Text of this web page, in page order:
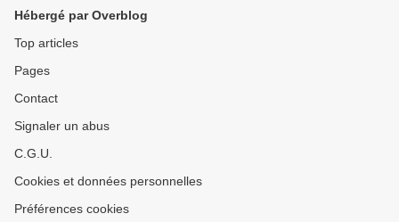
Hébergé par Overblog
Top articles
Pages
Contact
Signaler un abus
C.G.U.
Cookies et données personnelles
Préférences cookies